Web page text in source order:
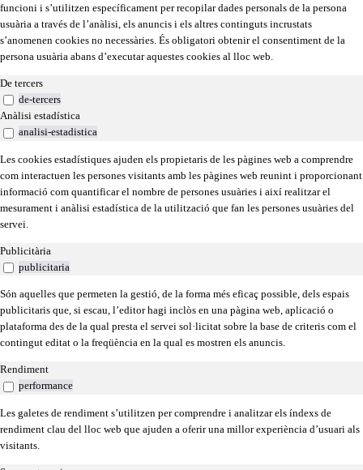
funcioni i s’utilitzen específicament per recopilar dades personals de la persona
usuària a través de l’anàlisi, els anuncis i els altres continguts incrustats
s’anomenen cookies no necessàries. És obligatori obtenir el consentiment de la
persona usuària abans d’executar aquestes cookies al lloc web.
De tercers
de-tercers
Anàlisi estadística
analisi-estadistica
Les cookies estadístiques ajuden els propietaris de les pàgines web a comprendre
com interactuen les persones visitants amb les pàgines web reunint i proporcionant
informació com quantificar el nombre de persones usuàries i així realitzar el
mesurament i anàlisi estadística de la utilització que fan les persones usuàries del
servei.
Publicitària
publicitaria
Són aquelles que permeten la gestió, de la forma més eficaç possible, dels espais
publicitaris que, si escau, l’editor hagi inclòs en una pàgina web, aplicació o
plataforma des de la qual presta el servei sol·licitat sobre la base de criteris com el
contingut editat o la freqüència en la qual es mostren els anuncis.
Rendiment
performance
Les galetes de rendiment s’utilitzen per comprendre i analitzar els índexs de
rendiment clau del lloc web que ajuden a oferir una millor experiència d’usuari als
visitants.